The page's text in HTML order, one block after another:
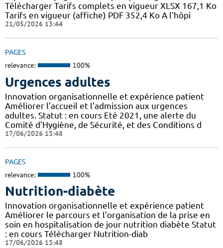
Télécharger Tarifs complets en vigueur XLSX 167,1 Ko
Tarifs en vigueur (affiche) PDF 352,4 Ko A l'hôpi
21/05/2026 13:44
PAGES
relevance: 100%
Urgences adultes
Innovation organisationnelle et expérience patient
Améliorer l’accueil et l’admission aux urgences
adultes. Statut : en cours Eté 2021, une alerte du
Comité d’Hygiène, de Sécurité, et des Conditions d
17/06/2026 13:48
PAGES
relevance: 100%
Nutrition-diabète
Innovation organisationnelle et expérience patient
Améliorer le parcours et l’organisation de la prise en
soin en hospitalisation de jour nutrition diabète Statut
: en cours Télécharger Nutrition-diab
17/06/2026 13:48